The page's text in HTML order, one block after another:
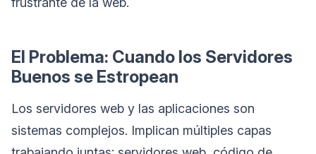
El Problema: Cuando los Servidores
Buenos se Estropean
Los servidores web y las aplicaciones son
sistemas complejos. Implican múltiples capas